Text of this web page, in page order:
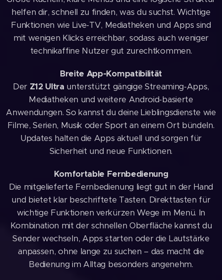
helfen dir, schnell zu finden, was du suchst. Wichtige
Funktionen wie Live-TV, Mediatheken und Apps sind
mit wenigen Klicks erreichbar, sodass auch weniger
technikaffine Nutzer gut zurechtkommen.
Breite App-Kompatibilität
Der Z12 Ultra unterstützt gängige Streaming-Apps,
Mediatheken und weitere Android-basierte
Anwendungen. So kannst du deine Lieblingsdienste wie
Filme, Serien, Musik oder Sport an einem Ort bündeln.
Updates halten die Apps aktuell und sorgen für
Sicherheit und neue Funktionen.
Komfortable Fernbedienung
Die mitgelieferte Fernbedienung liegt gut in der Hand
und bietet klar beschriftete Tasten. Direkttasten für
wichtige Funktionen verkürzen Wege im Menü. In
Kombination mit der schnellen Oberfläche kannst du
Sender wechseln, Apps starten oder die Lautstärke
anpassen, ohne lange zu suchen – das macht die
Bedienung im Alltag besonders angenehm.